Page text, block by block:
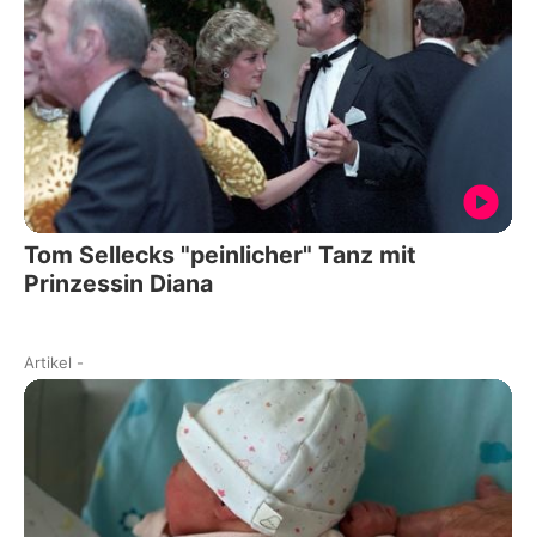
Tom Sellecks "peinlicher" Tanz mit
Prinzessin Diana
Artikel -